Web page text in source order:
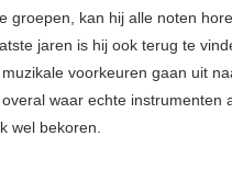
groepen, kan hij alle noten
jaren is hij ook terug te
voorkeuren gaan uit
waar echte instrumenten
wel bekoren.